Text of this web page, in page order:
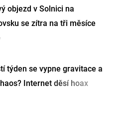
objezd v Solnici na
se zítra na tři měsíce
týden se vypne gravitace a
Internet děsí hoax